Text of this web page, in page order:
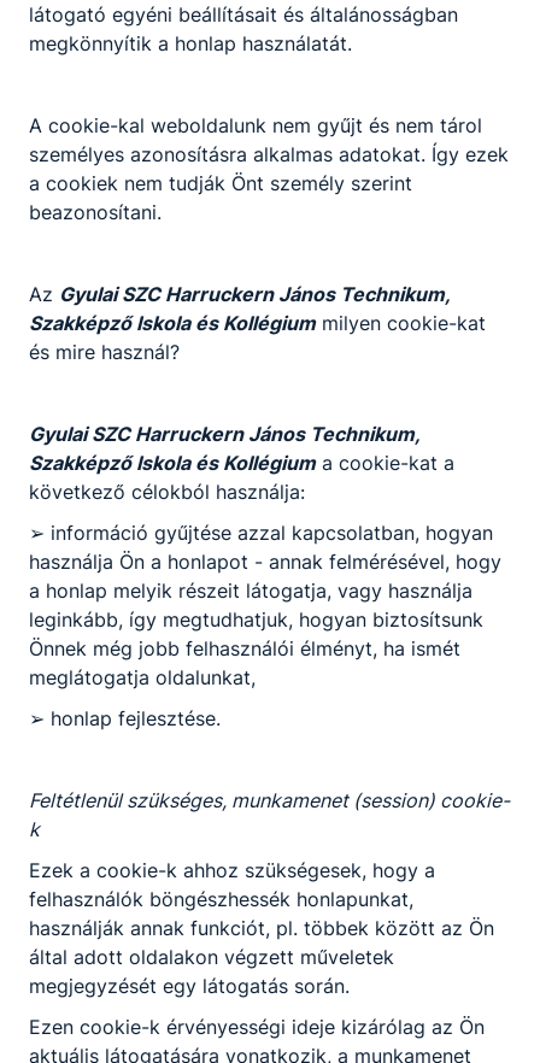
Szakma kóstoló tábor ötödik nap
2026. jún. 25. -
Szakma kóstoló tábor negyedik nap
délután
2026. jún. 25. -
látogató egyéni beállításait és általánosságban
megkönnyítik a honlap használatát.
A cookie-kal weboldalunk nem gyűjt és nem tárol
személyes azonosításra alkalmas adatokat. Így ezek
a cookiek nem tudják Önt személy szerint
beazonosítani.
Az Gyulai SZC Harruckern János Technikum,
Szakképző Iskola és Kollégiummilyen cookie-kat
és mire használ?
Gyulai SZC Harruckern János Technikum,
Szakképző Iskola és Kollégiuma cookie-kat a
következő célokból használja:
➢ információ gyűjtése azzal kapcsolatban, hogyan
használja Ön a honlapot - annak felmérésével, hogy
a honlap melyik részeit látogatja, vagy használja
leginkább, így megtudhatjuk, hogyan biztosítsunk
Önnek még jobb felhasználói élményt, ha ismét
meglátogatja oldalunkat,
➢ honlap fejlesztése.
Feltétlenül szükséges, munkamenet (session) cookie-
k
Ezek a cookie-k ahhoz szükségesek, hogy a
felhasználók böngészhessék honlapunkat,
használják annak funkciót, pl. többek között az Ön
által adott oldalakon végzett műveletek
megjegyzését egy látogatás során.
Ezen cookie-k érvényességi ideje kizárólag az Ön
aktuális látogatására vonatkozik, a munkamenet